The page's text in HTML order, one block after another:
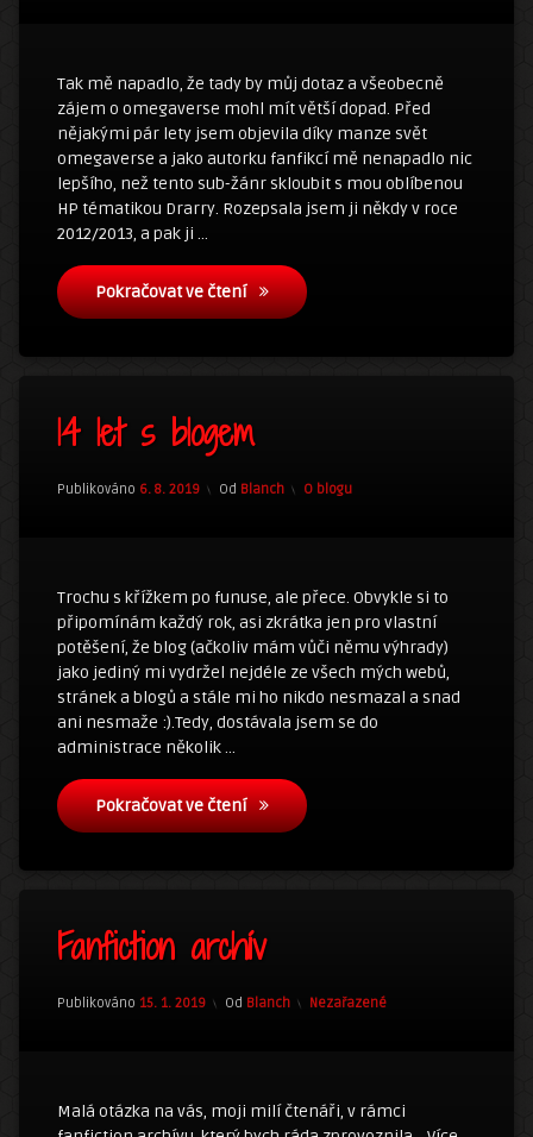
Tak mě napadlo, že tady by můj dotaz a všeobecně
zájem o omegaverse mohl mít větší dopad. Před
nějakými pár lety jsem objevila díky manze svět
omegaverse a jako autorku fanfikcí mě nenapadlo nic
lepšího, než tento sub-žánr skloubit s mou oblíbenou
HP tématikou Drarry. Rozepsala jsem ji někdy v roce
2012/2013, a pak ji …
Pokračovat ve čteníOmegaverse
14 let s blogem
Publikováno 6. 8. 2019
Aktualizováno 29. 1. 2021
Od Blanch Kategorie:
O blogu
Trochu s křížkem po funuse, ale přece. Obvykle si to
připomínám každý rok, asi zkrátka jen pro vlastní
potěšení, že blog (ačkoliv mám vůči němu výhrady)
jako jediný mi vydržel nejdéle ze všech mých webů,
stránek a blogů a stále mi ho nikdo nesmazal a snad
ani nesmaže :).Tedy, dostávala jsem se do
administrace několik …
Pokračovat ve čtení14 let s blogem
komentářů
u
s
blogem
Fanfiction archív
Publikováno 15. 1. 2019 Od Blanch Kategorie:
Nezařazené
Malá otázka na vás, moji milí čtenáři, v rámci
komentář
na
archív